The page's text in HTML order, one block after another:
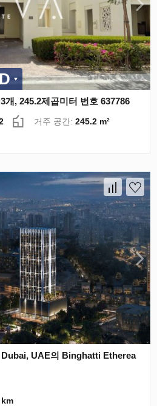
, 245.2제곱미터 번호 637786
거주 공간:245.2 m²
UAE의 Binghatti Etherea